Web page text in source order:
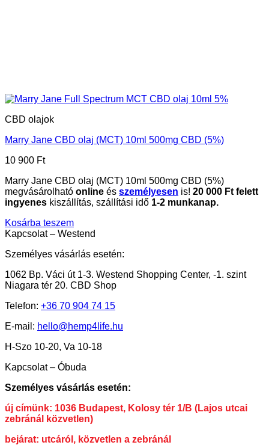
CBD olajok
Marry Jane CBD olaj (MCT) 10ml 500mg CBD (5%)
10 900 Ft
Marry Jane CBD olaj (MCT) 10ml 500mg CBD (5%)
megvásárolható online és személyesen is! 20 000 Ft felett
ingyenes kiszállítás, szállítási idő 1-2 munkanap.
Kosárba teszem
Kapcsolat – Westend
Személyes vásárlás esetén:
1062 Bp. Váci út 1-3. Westend Shopping Center, -1. szint
Niagara tér 20. CBD Shop
Telefon: +36 70 904 74 15
E-mail: hello@hemp4life.hu
H-Szo 10-20, Va 10-18
Kapcsolat – Óbuda
Személyes vásárlás esetén:
új címünk: 1036 Budapest, Kolosy tér 1/B (Lajos utcai
zebránál közvetlen)
bejárat: utcáról, közvetlen a zebránál